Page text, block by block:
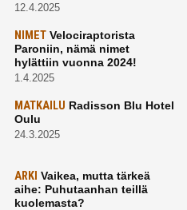
12.4.2025
NIMETVelociraptorista
Paroniin, nämä nimet
hylättiin vuonna 2024!
1.4.2025
MATKAILU Radisson Blu Hotel
Oulu
24.3.2025
ARKI Vaikea, mutta tärkeä
aihe: Puhutaanhan teillä
kuolemasta?